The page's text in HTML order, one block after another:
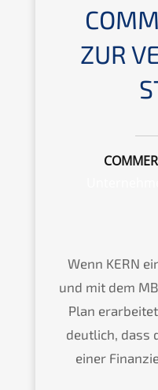
ZUR
Wenn KERN
und mit dem
Plan
deutlich, dass
einer